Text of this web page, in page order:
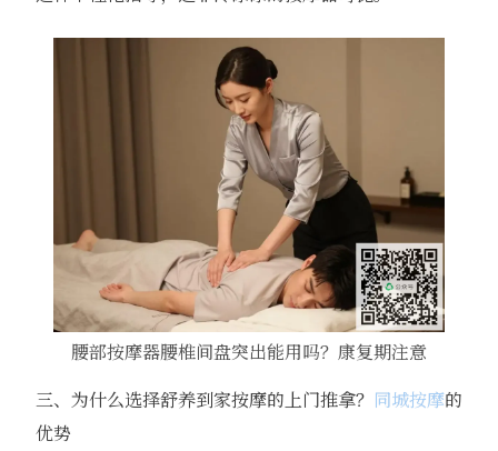
腰部按摩器腰椎间盘突出能用吗？康复期注意
三、为什么选择舒养到家按摩的上门推拿？ 同城按摩的
优势